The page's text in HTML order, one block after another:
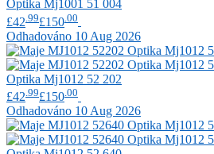
Optika Mj1001 51 004
£42 .99£150 .00
Odhadováno 10 Aug 2026
Optika Mj1012 52 202
£42 .99£150 .00
Odhadováno 10 Aug 2026